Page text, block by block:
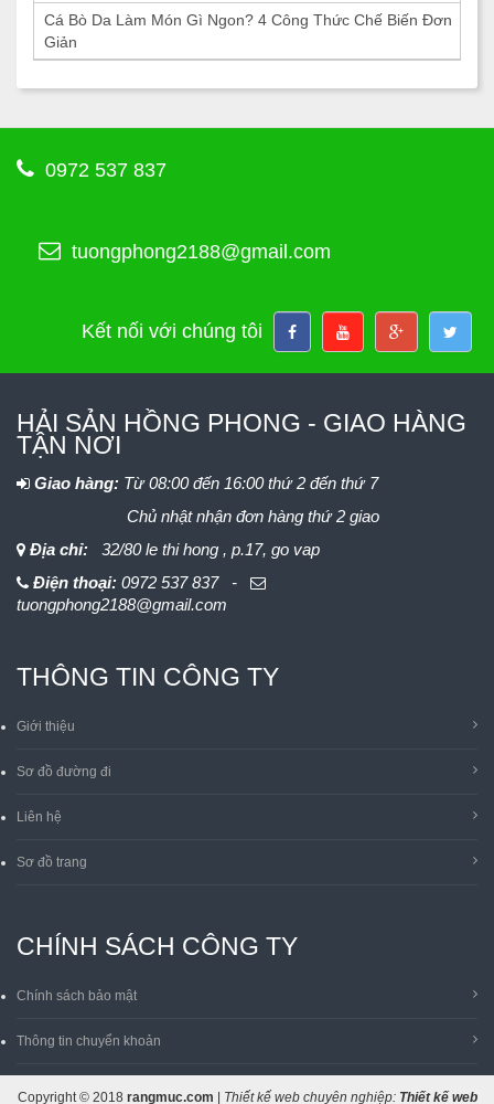
Cá Bò Da Làm Món Gì Ngon? 4 Công Thức Chế Biến Đơn
Giản
0972 537 837
tuongphong2188@gmail.com
Kết nối với chúng tôi
HẢI SẢN HỒNG PHONG - GIAO HÀNG
TẬN NƠI
Giao hàng: Từ 08:00 đến 16:00 thứ 2 đến thứ 7
Chủ nhật nhận đơn hàng thứ 2 giao
Địa chỉ:
32/80 le thi hong , p.17, go vap
Điện thoại: 0972 537 837 -
tuongphong2188@gmail.com
THÔNG TIN CÔNG TY
Giới thiệu
Sơ đồ đường đi
Liên hệ
Sơ đồ trang
CHÍNH SÁCH CÔNG TY
Chính sách bảo mật
Thông tin chuyển khoản
Copyright © 2018 rangmuc.com Thiết kế web chuyên nghiệp: Thiết kế web